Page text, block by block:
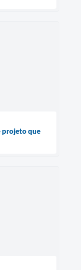
projeto que